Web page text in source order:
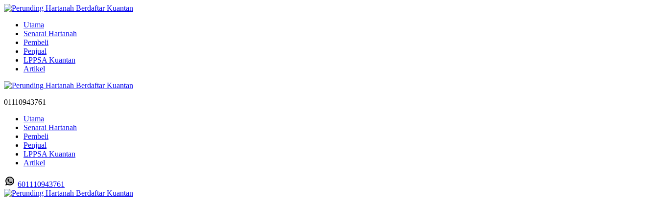
Utama
Senarai Hartanah
Pembeli
Penjual
LPPSA Kuantan
Artikel
01110943761
Utama
Senarai Hartanah
Pembeli
Penjual
LPPSA Kuantan
Artikel
601110943761